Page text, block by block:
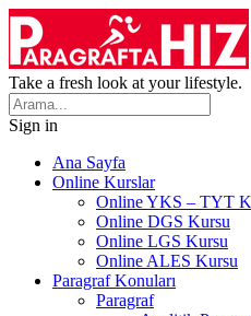
Take a fresh look at your lifestyle.
Sign in
Ana Sayfa
Online Kurslar
Online YKS – TYT
Online DGS Kursu
Online LGS Kursu
Online ALES Kursu
Paragraf Konuları
Paragraf